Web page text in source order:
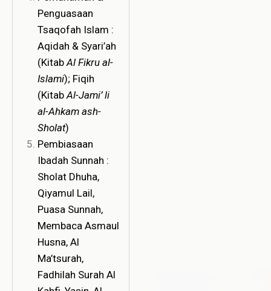
Penguasaan
Tsaqofah Islam :
Aqidah & Syari’ah
(Kitab Al Fikru al-
Islami); Fiqih
(Kitab Al-Jami’ li
al-Ahkam ash-
Sholat)
Pembiasaan
Ibadah Sunnah :
Sholat Dhuha,
Qiyamul Lail,
Puasa Sunnah,
Membaca Asmaul
Husna, Al
Ma’tsurah,
Fadhilah Surah Al